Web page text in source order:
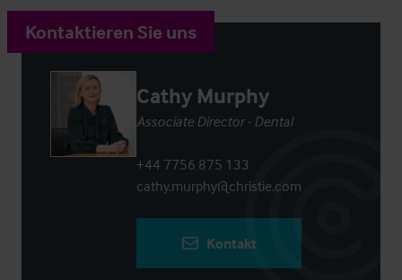
Kontaktieren Sie uns
Cathy Murphy
Associate Director - Dental
+44 7756 875 133
cathy.murphy@christie.com
Kontakt